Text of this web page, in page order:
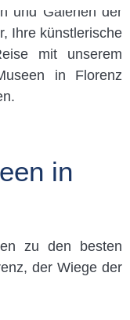
und Galerien der
Ihre künstlerische
mit unserem
in Florenz
in
zu den besten
der Wiege der